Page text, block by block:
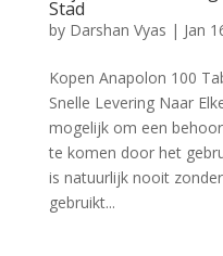
Stad
by Darshan Vyas | Jan
Kopen Anapolon 100
Snelle Levering Naar
mogelijk om een
te komen door het
is natuurlijk nooit
gebruikt...